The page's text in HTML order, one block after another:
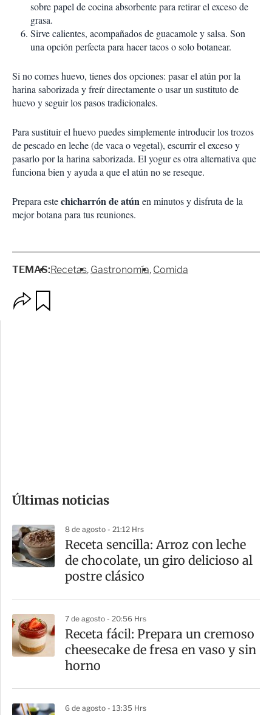
sobre papel de cocina absorbente para retirar el exceso de
grasa.
Sirve calientes, acompañados de guacamole y salsa. Son
una opción perfecta para hacer tacos o solo botanear.
Si no comes huevo, tienes dos opciones: pasar el atún por la
harina saborizada y freír directamente o usar un sustituto de
huevo y seguir los pasos tradicionales.
Para sustituir el huevo puedes simplemente introducir los trozos
de pescado en leche (de vaca o vegetal), escurrir el exceso y
pasarlo por la harina saborizada. El yogur es otra alternativa que
funciona bien y ayuda a que el atún no se reseque.
Prepara estechicharrón de atúnen minutos y disfruta de la
mejor botana para tus reuniones.
TEMAS: Recetas Gastronomía Comida
m
a
r
t
Últimas noticias
8 de agosto - 21:12 Hrs
Receta sencilla: Arroz con leche
de chocolate, un giro delicioso al
postre clásico
7 de agosto - 20:56 Hrs
Receta fácil: Prepara un cremoso
cheesecake de fresa en vaso y sin
horno
6 de agosto - 13:35 Hrs